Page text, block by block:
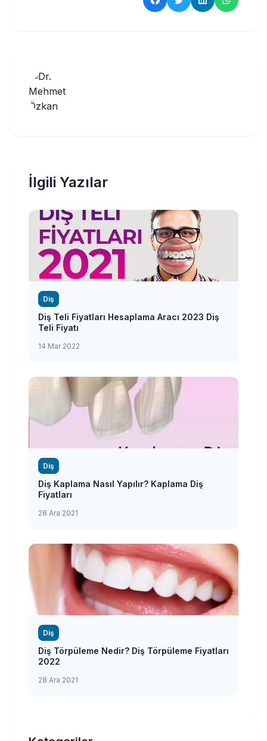
İlgili Yazılar
Diş
Diş Teli Fiyatları Hesaplama Aracı 2023 Diş
Teli Fiyatı
14 Mar 2022
Diş
Diş Kaplama Nasıl Yapılır? Kaplama Diş
Fiyatları
28 Ara 2021
Diş
Diş Törpüleme Nedir? Diş Törpüleme Fiyatları
2022
28 Ara 2021